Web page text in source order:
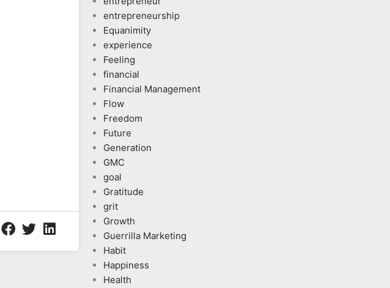
entrepreneurship
Equanimity
experience
Feeling
financial
Financial Management
Flow
Freedom
Future
Generation
GMC
goal
Gratitude
grit
Growth
Guerrilla Marketing
Habit
Happiness
Health